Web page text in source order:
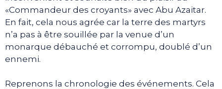
«Commandeur des croyants» avec Abu Azaitar.
En fait, cela nous agrée car la terre des martyrs
n’a pas à être souillée par la venue d’un
monarque débauché et corrompu, doublé d’un
ennemi.
Reprenons la chronologie des événements. Cela